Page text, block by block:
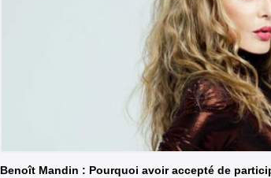
Benoît Mandin : Pourquoi avoir accepté de